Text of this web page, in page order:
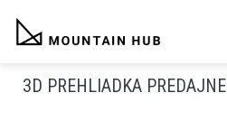
3D PREHLIADKA PREDAJNE